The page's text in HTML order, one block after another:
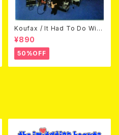
Koufax / It Had To Do With
Love (CD)
¥890
50%OFF